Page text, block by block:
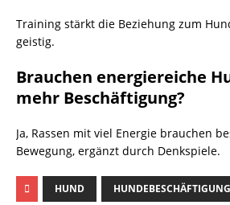
Training stärkt die Beziehung zum
geistig.
Brauchen energiereiche
mehr Beschäftigung?
Ja, Rassen mit viel Energie brauchen
Bewegung, ergänzt durch Denkspiele.
HUND HUNDEBESCHÄFTIGUNG